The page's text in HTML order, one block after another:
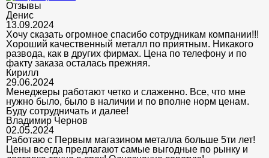
Отзывы
Денис
13.09.2024
Хочу сказать огромное спасибо сотрудникам компании!!!
Хороший качественный металл по приятным. Никакого
развода, как в других фирмах. Цена по телефону и по
факту заказа осталась прежняя.
Кирилл
29.06.2024
Менеджеры работают четко и слаженно. Все, что мне
нужно было, было в наличии и по вполне норм ценам.
Буду сотрудничать и далее!
Владимир Чернов
02.05.2024
Работаю с Первым магазином металла больше 5ти лет!
Цены всегда предлагают самые выгодные по рынку и